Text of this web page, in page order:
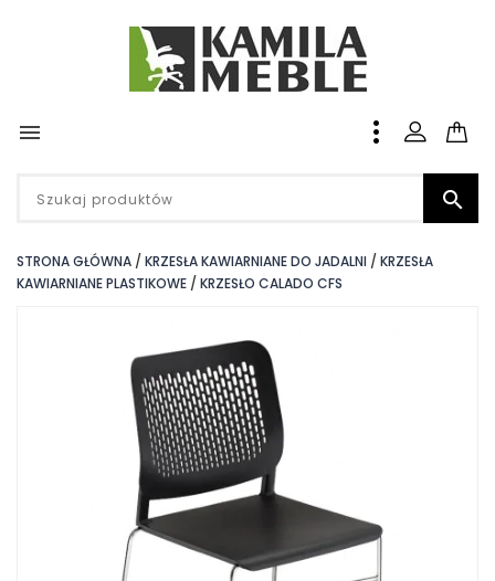


STRONA GŁÓWNA KRZESŁA KAWIARNIANE DO JADALNI
KRZESŁA
KAWIARNIANE PLASTIKOWE
KRZESŁO CALADO CFS